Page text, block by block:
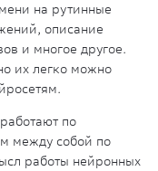
на рутинные
описание
и многое другое.
их легко можно
по
между собой по
работы нейронных